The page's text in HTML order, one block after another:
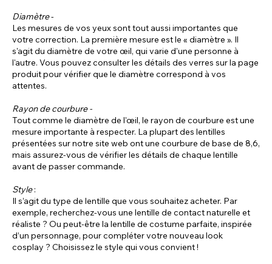
Diamètre-
Les mesures de vos yeux sont tout aussi importantes que
votre correction. La première mesure est le « diamètre ». Il
s'agit du diamètre de votre œil, qui varie d'une personne à
l'autre. Vous pouvez consulter les détails des verres sur la page
produit pour vérifier que le diamètre correspond à vos
attentes.
Rayon de courbure -
Tout comme le diamètre de l'œil, le rayon de courbure est une
mesure importante à respecter. La plupart des lentilles
présentées sur notre site web ont une courbure de base de 8,6,
mais assurez-vous de vérifier les détails de chaque lentille
avant de passer commande.
Style:
Il s’agit du type de lentille que vous souhaitez acheter. Par
exemple, recherchez-vous une lentille de contact naturelle et
réaliste ? Ou peut-être la lentille de costume parfaite, inspirée
d’un personnage, pour compléter votre nouveau look
cosplay ? Choisissez le style qui vous convient !